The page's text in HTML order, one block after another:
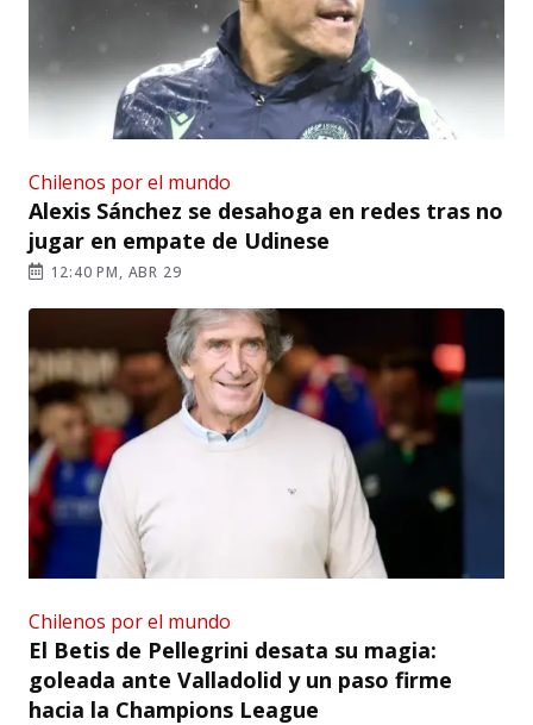
Chilenos por el mundo
Alexis Sánchez se desahoga en redes tras no
jugar en empate de Udinese
12:40 PM, ABR 29
Chilenos por el mundo
El Betis de Pellegrini desata su magia:
goleada ante Valladolid y un paso firme
hacia la Champions League